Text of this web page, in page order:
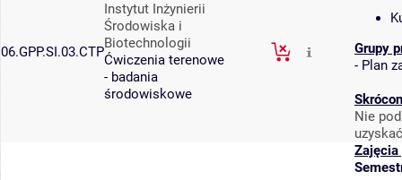
06.GPP.SI.03.CTP
Instytut Inżynierii
Środowiska i
Biotechnologii
Ćwiczenia terenowe
- badania
środowiskowe
Grupy
- Plan
Nie
Zajęcia